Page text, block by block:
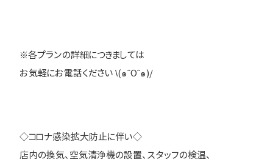
※各プランの詳細につきましては
お気軽にお電話ください \(๑ˆOˆ๑)/
◇コロナ感染拡大防止に伴い◇
店内の換気、空気清浄機の設置、スタッフの検温、